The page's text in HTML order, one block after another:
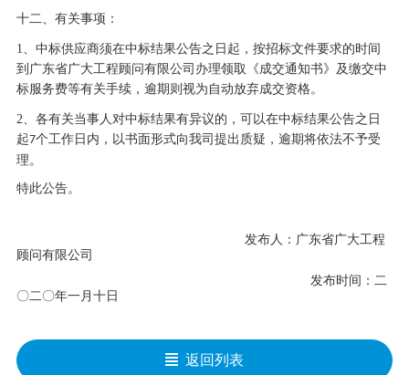
十二、有关事项：
1 、中标供应商须在中标结果公告之日起 ， 按招标文件要求的时间
到广东省广大工程顾问有限公司办理领取《成交通知书》及缴交中
标服务费等有关手续，逾期则视为自动放弃成交资格。
2 、各有关当事人对中标结果有异议的，可以在中标结果公告之日
起7个工作日内，以书面形式向我司提出质疑，逾期将依法不予受
理。
特此公告。
发布人：广东省广大工程
顾问有限公司
发布时间： 二
〇二 〇年一 月 十 日
返回列表